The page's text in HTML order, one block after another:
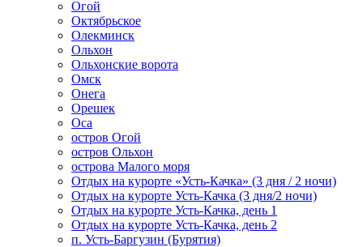
Огой
Октябрьское
Олекминск
Ольхон
Ольхонские ворота
Омск
Онега
Орешек
Оса
остров Огой
остров Ольхон
острова Малого моря
Отдых на курорте «Усть-Качка» (3 дня / 2 ночи)
Отдых на курорте Усть-Качка (3 дня/2 ночи)
Отдых на курорте Усть-Качка, день 1
Отдых на курорте Усть-Качка, день 2
п. Усть-Баргузин (Бурятия)